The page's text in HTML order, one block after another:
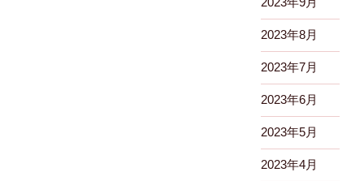
2023年8月
2023年7月
2023年6月
2023年5月
2023年4月